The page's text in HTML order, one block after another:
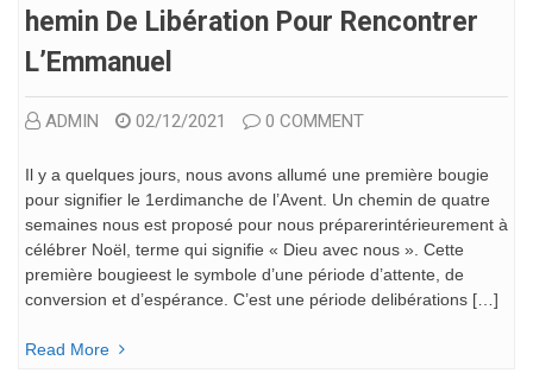
Hemin De Libération Pour Rencontrer
L’Emmanuel
ADMIN 02/12/2021 0 COMMENT
Il y a quelques jours, nous avons allumé une première bougie
pour signifier le 1erdimanche de l’Avent. Un chemin de quatre
semaines nous est proposé pour nous préparerintérieurement à
célébrer Noël, terme qui signifie « Dieu avec nous ». Cette
première bougieest le symbole d’une période d’attente, de
conversion et d’espérance. C’est une période delibérations […]
Read More